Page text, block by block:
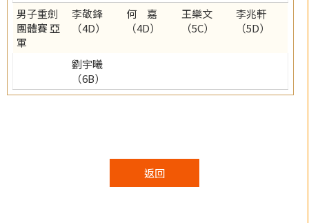
男子重劍
團體賽 亞
軍
李敬鋒
（4D）
何 嘉
（4D）
王樂文
（5C）
李兆軒
（5D）
劉宇曦
（6B）
返回